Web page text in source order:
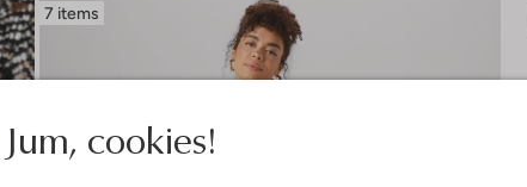
Jum, cookies!
7 items